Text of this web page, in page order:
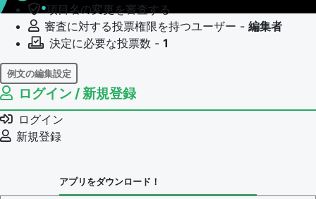
項目名の変更を審査する
審査に対する投票権限を持つユーザー - 編集者
決定に必要な投票数 - 1
例文の編集設定
例文の編集権限を持つユーザー -
例文の編集を審査する
例文の削除を審査する
審査に対する投票権限を持つユーザー -
ログイン / 新規登録
ログイン
新規登録
アプリをダウンロード！